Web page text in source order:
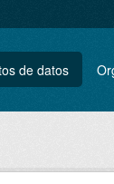
de datos